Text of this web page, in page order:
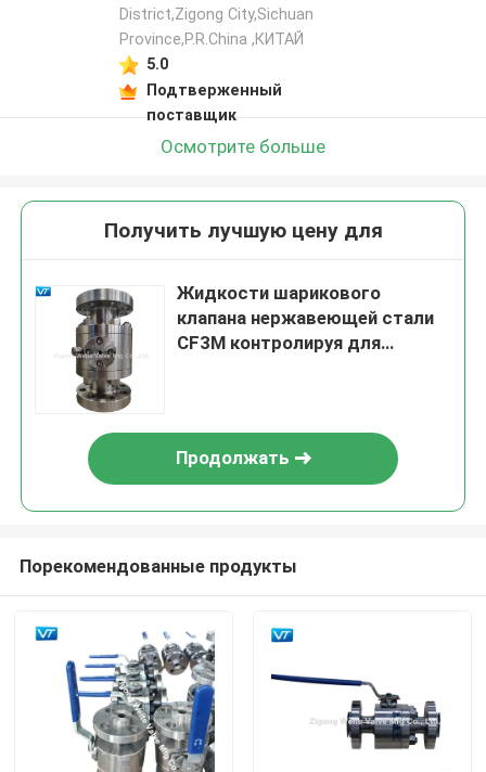
District,Zigong City,Sichuan
Province,P.R.China ,КИТАЙ
5.0
Подтверженный
поставщик
Осмотрите больше
Получить лучшую цену для
Жидкости шарикового
клапана нержавеющей стали
CF3M контролируя для
Продолжать
Порекомендованные продукты